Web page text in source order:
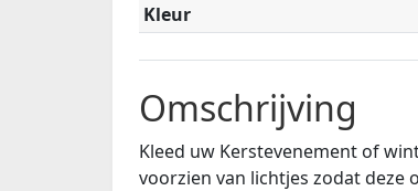
Kleur
Omschrijving
Kleed uw Kerstevenement of
voorzien van lichtjes zodat deze